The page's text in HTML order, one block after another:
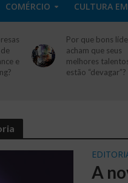
COMÉRCIO CULTURA
e
Por que bons
acham que seus
melhores
estão “devagar”?
A